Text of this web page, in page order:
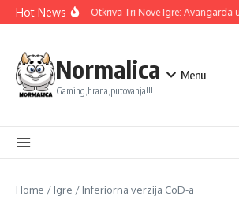
Skip to content
Hot NewsUbisoft Otkriva Tri Nove Igre: Avangarda
Normalica
Gaming,hrana,putovanja!!!
Menu
Home / Igre / Inferiorna verzija CoD-a